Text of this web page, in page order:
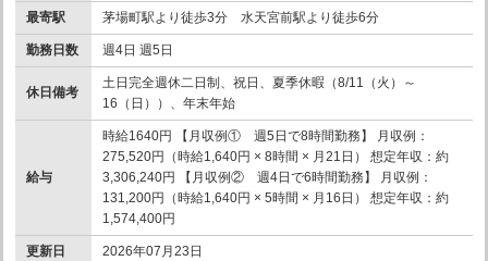
最寄駅 茅場町駅より徒歩3分 水天宮前駅より徒歩6分
勤務日数 週4日 週5日
休日備考
土日完全週休二日制、祝日、夏季休暇（8/11（火）～
16（日））、年末年始
給与
時給1640円 【月収例① 週5日で8時間勤務】 月収例：
275,520円（時給1,640円 × 8時間 × 月21日） 想定年収：約
3,306,240円 【月収例② 週4日で6時間勤務】 月収例：
131,200円（時給1,640円 × 5時間 × 月16日） 想定年収：約
1,574,400円
更新日 2026年07月23日